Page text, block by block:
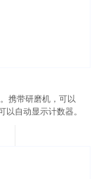
携带研磨机，可以
自动显示计数器。